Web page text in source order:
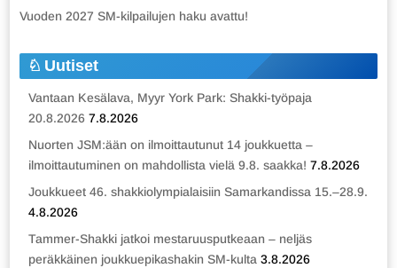
Vuoden 2027 SM-kilpailujen haku avattu!
Uutiset
Vantaan Kesälava, Myyr York Park: Shakki-työpaja
20.8.2026 7.8.2026
Nuorten JSM:ään on ilmoittautunut 14 joukkuetta –
ilmoittautuminen on mahdollista vielä 9.8. saakka! 7.8.2026
Joukkueet 46. shakkiolympialaisiin Samarkandissa 15.–28.9.
4.8.2026
Tammer-Shakki jatkoi mestaruusputkeaan – neljäs
peräkkäinen joukkuepikashakin SM-kulta 3.8.2026